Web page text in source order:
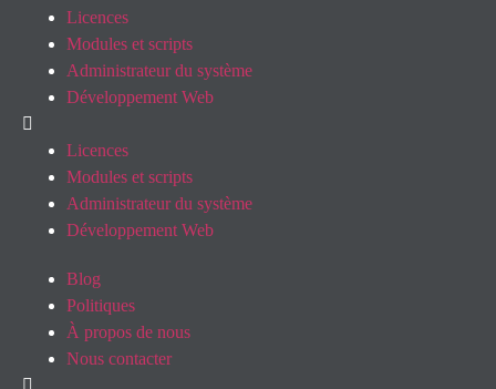
Licences
Modules et scripts
Administrateur du système
Développement Web
Licences
Modules et scripts
Administrateur du système
Développement Web
Blog
Politiques
À propos de nous
Nous contacter